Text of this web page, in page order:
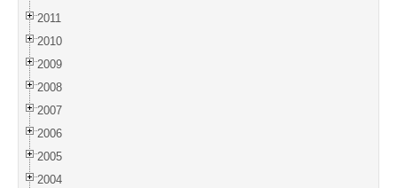
2011
2010
2009
2008
2007
2006
2005
2004